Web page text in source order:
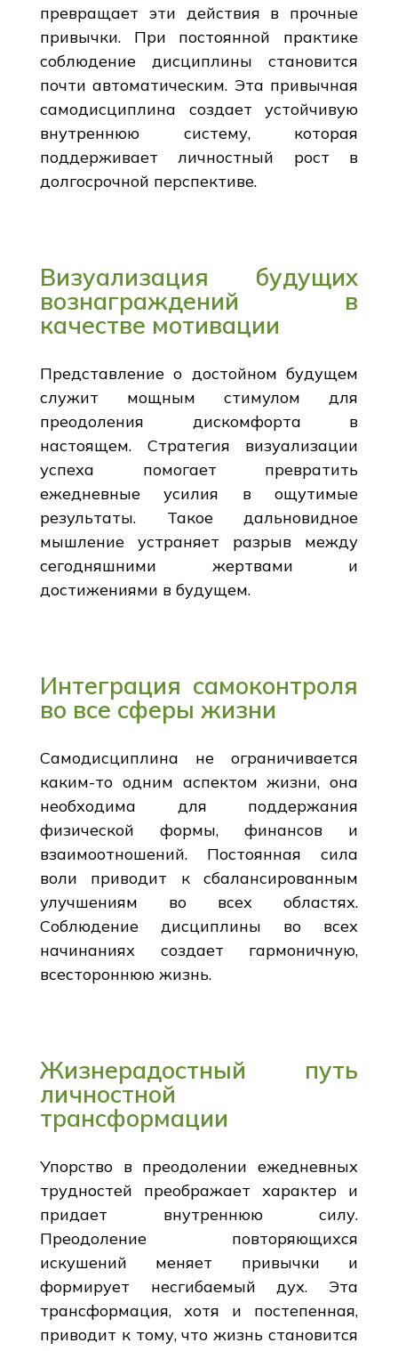
превращает эти действия в прочные
привычки. При постоянной практике
соблюдение дисциплины становится
почти автоматическим. Эта привычная
самодисциплина создает устойчивую
внутреннюю систему, которая
поддерживает личностный рост в
долгосрочной перспективе.
Визуализация будущих
вознаграждений в
качестве мотивации
Представление о достойном будущем
служит мощным стимулом для
преодоления дискомфорта в
настоящем. Стратегия визуализации
успеха помогает превратить
ежедневные усилия в ощутимые
результаты. Такое дальновидное
мышление устраняет разрыв между
сегодняшними жертвами и
достижениями в будущем.
Интеграция самоконтроля
во все сферы жизни
Самодисциплина не ограничивается
каким-то одним аспектом жизни, она
необходима для поддержания
физической формы, финансов и
взаимоотношений. Постоянная сила
воли приводит к сбалансированным
улучшениям во всех областях.
Соблюдение дисциплины во всех
начинаниях создает гармоничную,
всестороннюю жизнь.
Жизнерадостный путь
личностной
трансформации
Упорство в преодолении ежедневных
трудностей преображает характер и
придает внутреннюю силу.
Преодоление повторяющихся
искушений меняет привычки и
формирует несгибаемый дух. Эта
трансформация, хотя и постепенная,
приводит к тому, что жизнь становится